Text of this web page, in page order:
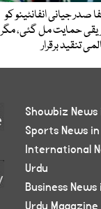
صدر جیانی انفانٹینو کو
حمایت مل گئی، مگر
تنقید برقرار
Showbiz News
Sports News
International
Urdu
Business News